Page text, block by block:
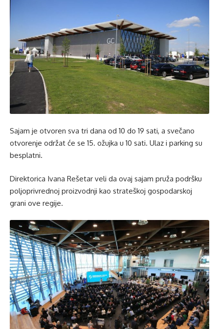
Sajam je otvoren sva tri dana od 10 do 19 sati, a svečano
otvorenje održat će se 15. ožujka u 10 sati. Ulaz i parking su
besplatni.
Direktorica Ivana Rešetar veli da ovaj sajam pruža podršku
poljoprivrednoj proizvodnji kao strateškoj gospodarskoj
grani ove regije.